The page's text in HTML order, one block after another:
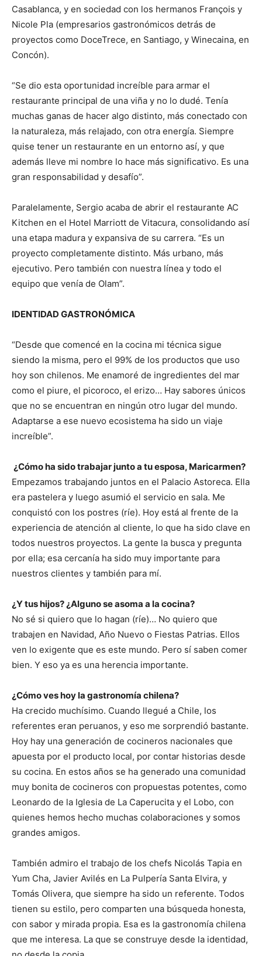
Casablanca, y en sociedad con los hermanos François y
Nicole Pla (empresarios gastronómicos detrás de
proyectos como DoceTrece, en Santiago, y Winecaina, en
Concón).
“Se dio esta oportunidad increíble para armar el
restaurante principal de una viña y no lo dudé. Tenía
muchas ganas de hacer algo distinto, más conectado con
la naturaleza, más relajado, con otra energía. Siempre
quise tener un restaurante en un entorno así, y que
además lleve mi nombre lo hace más significativo. Es una
gran responsabilidad y desafío”.
Paralelamente, Sergio acaba de abrir el restaurante AC
Kitchen en el Hotel Marriott de Vitacura, consolidando así
una etapa madura y expansiva de su carrera. “Es un
proyecto completamente distinto. Más urbano, más
ejecutivo. Pero también con nuestra línea y todo el
equipo que venía de Olam”.
IDENTIDAD GASTRONÓMICA
“Desde que comencé en la cocina mi técnica sigue
siendo la misma, pero el 99% de los productos que uso
hoy son chilenos. Me enamoré de ingredientes del mar
como el piure, el picoroco, el erizo… Hay sabores únicos
que no se encuentran en ningún otro lugar del mundo.
Adaptarse a ese nuevo ecosistema ha sido un viaje
increíble”.
¿Cómo ha sido trabajar junto a tu esposa, Maricarmen?
Empezamos trabajando juntos en el Palacio Astoreca. Ella
era pastelera y luego asumió el servicio en sala. Me
conquistó con los postres (ríe). Hoy está al frente de la
experiencia de atención al cliente, lo que ha sido clave en
todos nuestros proyectos. La gente la busca y pregunta
por ella; esa cercanía ha sido muy importante para
nuestros clientes y también para mí.
¿Y tus hijos? ¿Alguno se asoma a la cocina?
No sé si quiero que lo hagan (ríe)… No quiero que
trabajen en Navidad, Año Nuevo o Fiestas Patrias. Ellos
ven lo exigente que es este mundo. Pero sí saben comer
bien. Y eso ya es una herencia importante.
¿Cómo ves hoy la gastronomía chilena?
Ha crecido muchísimo. Cuando llegué a Chile, los
referentes eran peruanos, y eso me sorprendió bastante.
Hoy hay una generación de cocineros nacionales que
apuesta por el producto local, por contar historias desde
su cocina. En estos años se ha generado una comunidad
muy bonita de cocineros con propuestas potentes, como
Leonardo de la Iglesia de La Caperucita y el Lobo, con
quienes hemos hecho muchas colaboraciones y somos
grandes amigos.
También admiro el trabajo de los chefs Nicolás Tapia en
Yum Cha, Javier Avilés en La Pulpería Santa Elvira, y
Tomás Olivera, que siempre ha sido un referente. Todos
tienen su estilo, pero comparten una búsqueda honesta,
con sabor y mirada propia. Esa es la gastronomía chilena
que me interesa. La que se construye desde la identidad,